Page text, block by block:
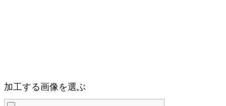
加工する画像を選ぶ